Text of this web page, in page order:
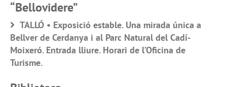
“Bellovidere”
TALLÓ • Exposició estable. Una mirada única a
Bellver de Cerdanya i al Parc Natural del Cadí-
Moixeró. Entrada lliure. Horari de l’Oficina de
Turisme.